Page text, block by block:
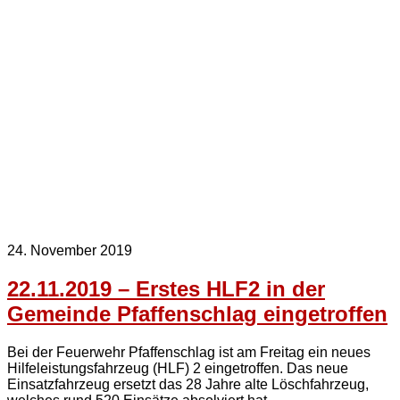
24. November 2019
22.11.2019 – Erstes HLF2 in der
Gemeinde Pfaffenschlag eingetroffen
Bei der Feuerwehr Pfaffenschlag ist am Freitag ein neues
Hilfeleistungsfahrzeug (HLF) 2 eingetroffen. Das neue
Einsatzfahrzeug ersetzt das 28 Jahre alte Löschfahrzeug,